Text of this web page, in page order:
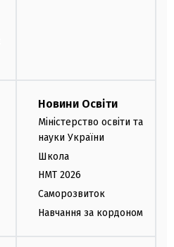
Новини Освіти
Міністерство освіти та
науки України
Школа
НМТ 2026
Саморозвиток
Навчання за кордоном